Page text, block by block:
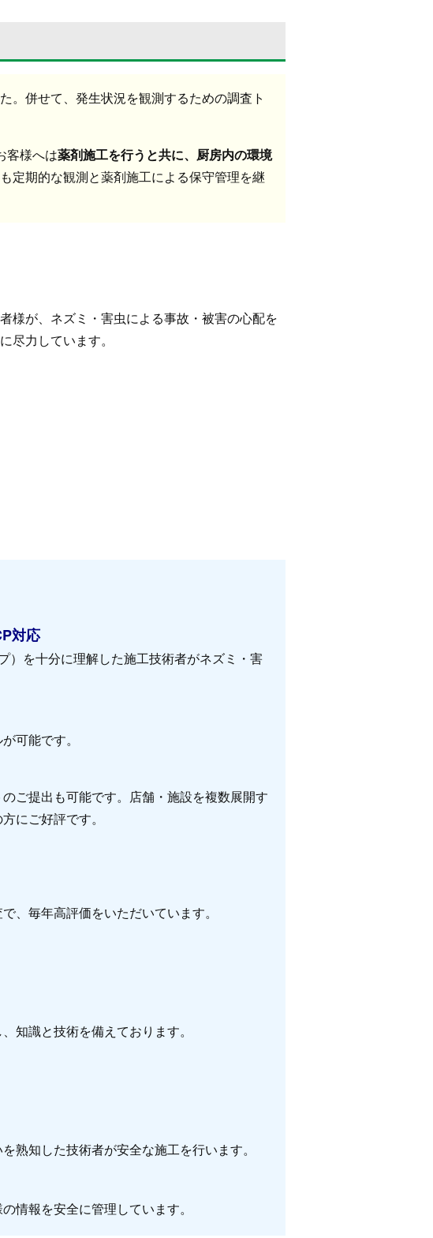
。併せて、発生状況を観測するための調査ト
客様へは薬剤施工を行うと共に、厨房内の環境
定期的な観測と薬剤施工による保守管理を継
様が、ネズミ・害虫による事故・被害の心配を
尽力しています。
対応
）を十分に理解した施工技術者がネズミ・害
可能です。
ご提出も可能です。店舗・施設を複数展開す
にご好評です。
、毎年高評価をいただいています。
知識と技術を備えております。
熟知した技術者が安全な施工を行います。
情報を安全に管理しています。